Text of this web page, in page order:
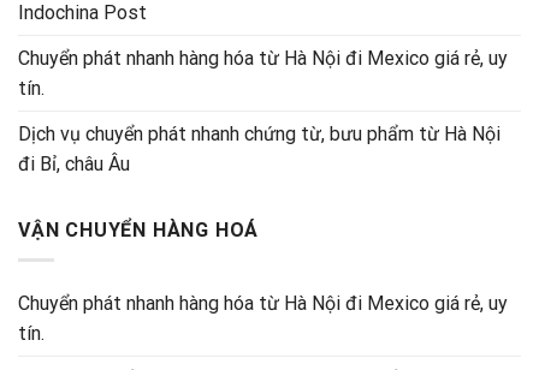
Indochina Post
Chuyển phát nhanh hàng hóa từ Hà Nội đi Mexico giá rẻ, uy
tín.
Dịch vụ chuyển phát nhanh chứng từ, bưu phẩm từ Hà Nội
đi Bỉ, châu Âu
VẬN CHUYỂN HÀNG HOÁ
Chuyển phát nhanh hàng hóa từ Hà Nội đi Mexico giá rẻ, uy
tín.